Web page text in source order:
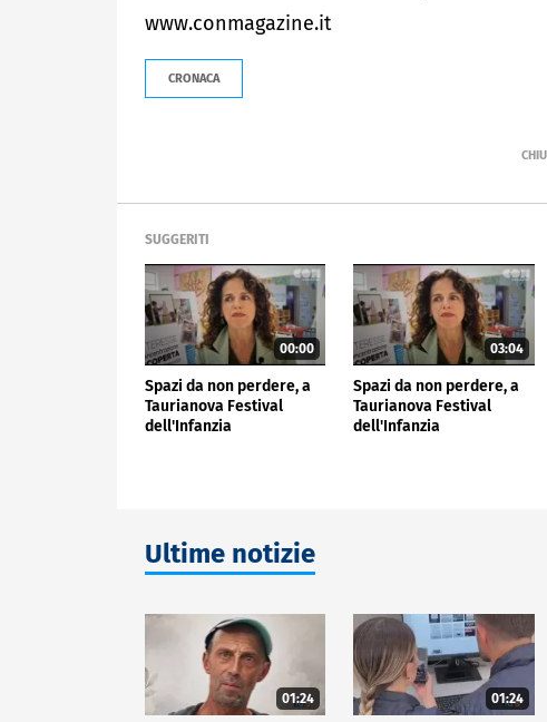
www.conmagazine.it
CRONACA
SUGGERITI
00:00
Spazi da non perdere, a
Taurianova Festival
dell'Infanzia
03:04
Spazi da non perdere, a
Taurianova Festival
dell'Infanzia
Ultime notizie
01:24 01:24